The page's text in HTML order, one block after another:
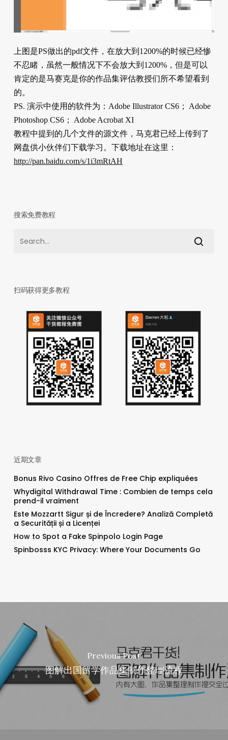
上图是PS做出的pdf文件，在放大到1200%的时候已经惨
不忍睹，虽然一般情况下不会放大到1200%，但是可以
肯定的是马赛克是你的作品集评估教授们所不希望看到
的。
PS. 演示中使用的软件为：Adobe Illustrator CS6； Adobe
Photoshop CS6； Adobe Acrobat XI
教程中提到的几个文件的源文件，马克君已经上传到了
网盘供小伙伴们下载学习。下载地址在这里：
http://pan.baidu.com/s/1i3mRtAH
搜索免费教程
扫码获得更多教程
近期文章
Bonus Rivo Casino Offres de Free Chip expliquées
Whydigital Withdrawal Time : Combien de temps cela
prend-il vraiment
Este Mozzartt Sigur și de Încredere? Analiză Completă
a Securității și a Licenței
How to Spot a Fake Spinpolo Login Page
Spinbosss KYC Privacy: Where Your Documents Go
Previous Post
图解出国留学作品集制作整理流程